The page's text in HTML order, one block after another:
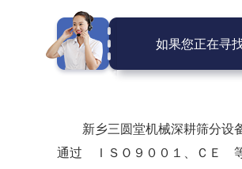
如果您正在寻
新乡三圆堂机械深耕筛分
通过 ＩＳＯ９００１、ＣＥ